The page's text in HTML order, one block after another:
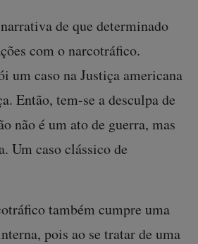
de que determinado
com o narcotráfico.
um caso na Justiça americana
Então, tem-se a desculpa de
não é um ato de guerra, mas
Um caso clássico de
também cumpre uma
pois ao se tratar de uma